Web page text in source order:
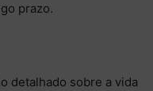
prazo.
detalhado sobre a vida